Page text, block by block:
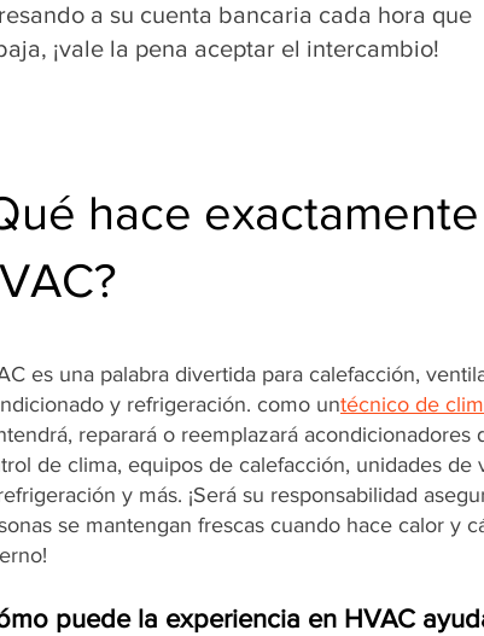
a su cuenta bancaria cada hora que
¡vale la pena aceptar el intercambio!
hace
es una palabra divertida para calefacción,
y refrigeración. como untécnico de
reparará o reemplazará acondicionadores
de clima, equipos de calefacción, unidades de
y más. ¡Será su responsabilidad
se mantengan frescas cuando hace calor y
puede la experiencia en HVAC